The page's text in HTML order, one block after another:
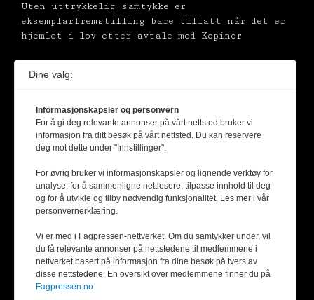
Uten uttrykkelig samtykke er
eksemplarfremstilling bare tillatt når det er
hjemlet i lov etter avtale med Kopinor
Dine valg:
Informasjonskapsler og personvern
For å gi deg relevante annonser på vårt nettsted bruker vi
informasjon fra ditt besøk på vårt nettsted. Du kan reservere
deg mot dette under "Innstillinger".
For øvrig bruker vi informasjonskapsler og lignende verktøy for
analyse, for å sammenligne nettlesere, tilpasse innhold til deg
og for å utvikle og tilby nødvendig funksjonalitet. Les mer i vår
personvernerklæring.
Vi er med i Fagpressen-nettverket. Om du samtykker under, vil
du få relevante annonser på nettstedene til medlemmene i
nettverket basert på informasjon fra dine besøk på tvers av
disse nettstedene. En oversikt over medlemmene finner du på
Fagpressen.no.